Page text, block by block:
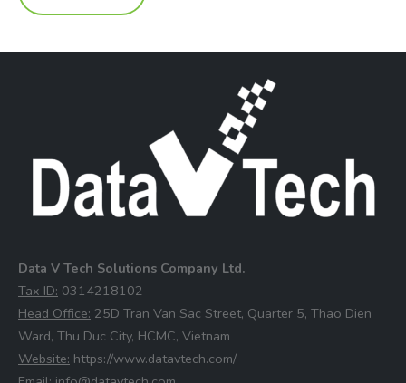
Data V Tech Solutions Company Ltd.
⁠Tax ID: 0314218102
⁠Head Office: 25D Tran Van Sac Street, Quarter 5, Thao Dien
Ward, Thu Duc City, HCMC, Vietnam
⁠Website: https://www.datavtech.com/